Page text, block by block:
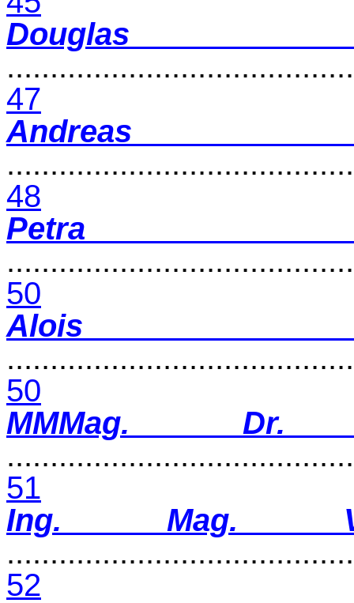
Douglas
47
Andreas
48
Petra
50
Alois
50
MMMag. Dr.
51
Ing. Mag.
52